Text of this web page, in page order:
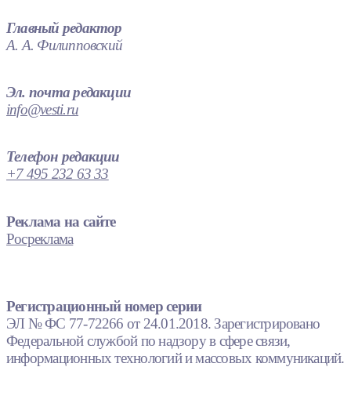
Главный редактор
А. А. Филипповский
Эл. почта редакции
info@vesti.ru
Телефон редакции
+7 495 232 63 33
Реклама на сайте
Росреклама
Регистрационный номер серии
ЭЛ № ФС 77-72266 от 24.01.2018. Зарегистрировано
Федеральной службой по надзору в сфере связи,
информационных технологий и массовых коммуникаций.